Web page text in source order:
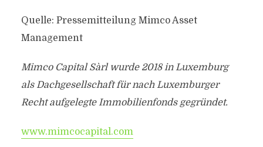
Quelle: Pressemitteilung Mimco Asset
Management
Mimco Capital Sàrl wurde 2018 in Luxemburg
als Dachgesellschaft für nach Luxemburger
Recht aufgelegte Immobilienfonds gegründet.
www.mimcocapital.com